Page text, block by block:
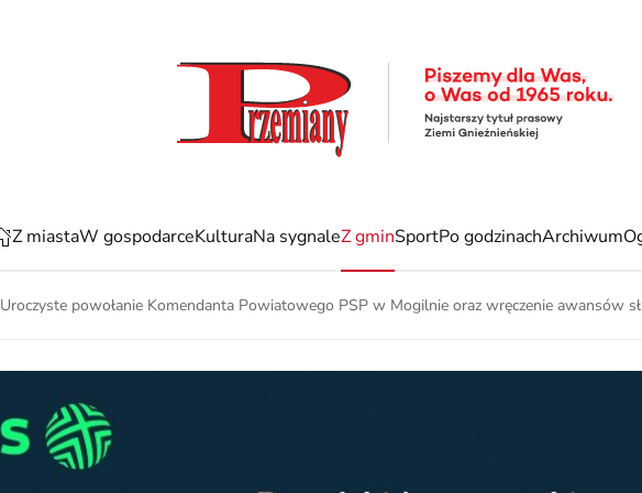
Z miastaW gospodarceKulturaNa sygnaleZ gminSportPo godzinachArchiwum
Uroczyste powołanie Komendanta Powiatowego PSP w Mogilnie oraz wręczenie awansów